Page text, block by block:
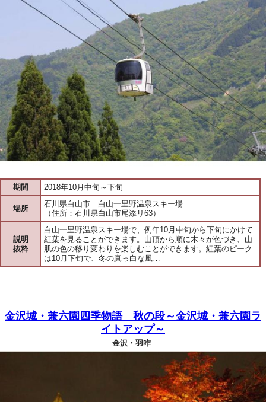
期間 2018年10月中旬～下旬
場所
石川県白山市 白山一里野温泉スキー場
（住所：石川県白山市尾添リ63）
説明
抜粋
白山一里野温泉スキー場で、例年10月中旬から下旬にかけて
紅葉を見ることができます。山頂から順に木々が色づき、山
肌の色の移り変わりを楽しむことができます。紅葉のピーク
は10月下旬で、冬の真っ白な風…
金沢城・兼六園四季物語 秋の段～金沢城・兼六園ラ
イトアップ～
金沢・羽咋